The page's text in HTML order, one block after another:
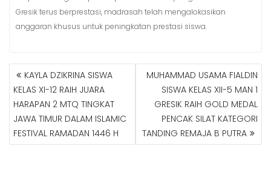
Gresik terus berprestasi, madrasah telah mengalokasikan
anggaran khusus untuk peningkatan prestasi siswa.
N
A
V
G
A
KAYLA DZIKRINA SISWA
KELAS XI-12 RAIH JUARA
HARAPAN 2 MTQ TINGKAT
JAWA TIMUR DALAM ISLAMIC
FESTIVAL RAMADAN 1446 H
MUHAMMAD USAMA FIALDIN
SISWA KELAS XII-5 MAN 1
GRESIK RAIH GOLD MEDAL
PENCAK SILAT KATEGORI
TANDING REMAJA B PUTRA